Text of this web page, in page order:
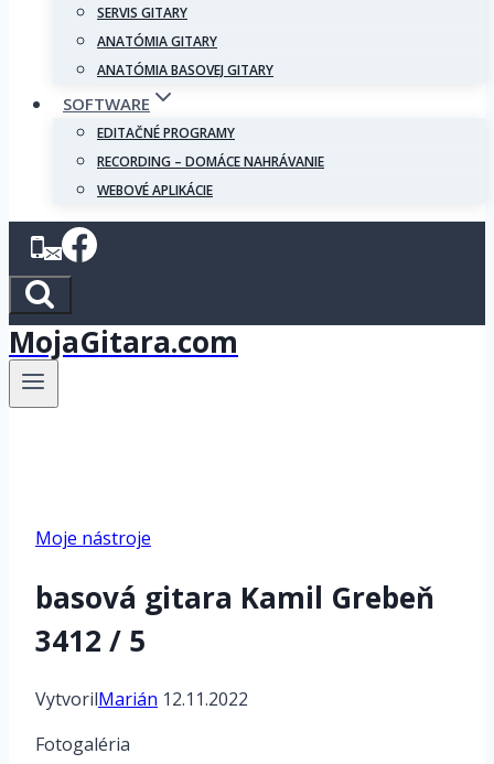
SERVIS GITARY
ANATÓMIA GITARY
ANATÓMIA BASOVEJ GITARY
SOFTWARE
EDITAČNÉ PROGRAMY
RECORDING – DOMÁCE NAHRÁVANIE
WEBOVÉ APLIKÁCIE
MojaGitara.com
Moje nástroje
basová gitara Kamil Grebeň
3412 / 5
VytvorilMarián 12.11.2022
Fotogaléria